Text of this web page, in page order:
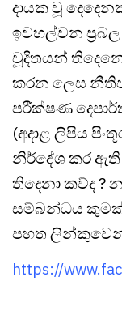
දායක වූ
ඉවහල්වන
චූදිතයන්
කරන ලෙස
පරීක්ෂණ
(අදාළ ලිපිය
නිර්දේශ කර
තිදෙනා කව්ද
සම්බන්ධය කුමක්
පහත
https://